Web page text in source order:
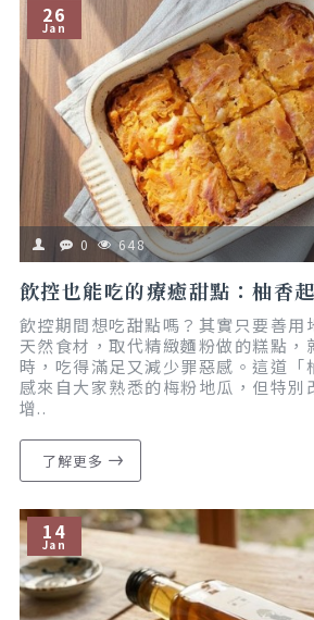
26
Jan
0 648
飲控期間想吃甜點嗎？其實只要善用
天然食材，取代精緻麵粉做的糕點，
時，吃得滿足又減少罪惡感。這道「
感來自大家熟悉的梅粉地瓜，但特別
增..
了解更多
14
Jan